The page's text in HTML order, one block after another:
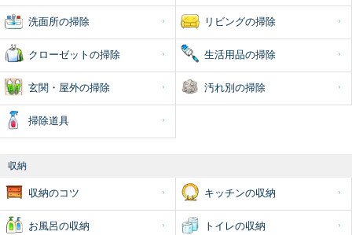
洗面所の掃除 リビングの掃除
クローゼットの掃除 生活用品の掃除
玄関・屋外の掃除 汚れ別の掃除
掃除道具
収納
収納のコツ キッチンの収納
お風呂の収納 トイレの収納